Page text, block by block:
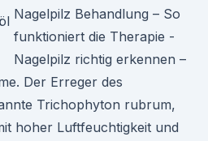
Nagelpilz Behandlung – So
funktioniert die Therapie -
Nagelpilz richtig erkennen –
Der Erreger des
Trichophyton rubrum,
hoher Luftfeuchtigkeit und